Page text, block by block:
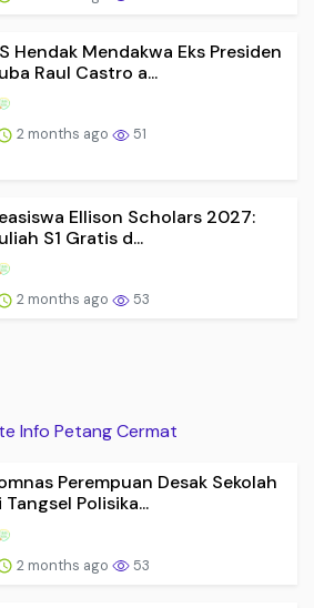
Hendak Mendakwa Eks Presiden
Raul Castro a...
2 months ago 51
Ellison Scholars 2027:
S1 Gratis d...
2 months ago 53
Info Petang Cermat
Perempuan Desak Sekolah
Tangsel Polisika...
2 months ago 53